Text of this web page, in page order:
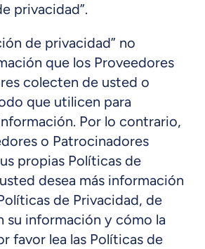
privacidad”.
de privacidad” no
que los Proveedores
colecten de usted o
que utilicen para
Por lo contrario,
o Patrocinadores
propias Políticas de
desea más información
de Privacidad, de
su información y cómo la
favor lea las Políticas de